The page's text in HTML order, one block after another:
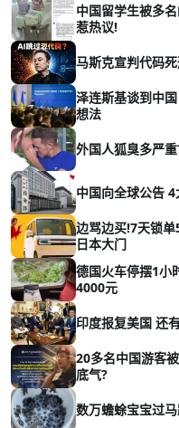
中国留学生被多
惹热议!
马斯克宣判代码
泽连斯基谈到中
想法
外国人狐臭多严
中国向全球公告
边骂边买!7天锁
日本大门
德国火车停摆1小
4000元
印度报复美国 还
20多名中国游客
底气?
数万蟾蜍宝宝过